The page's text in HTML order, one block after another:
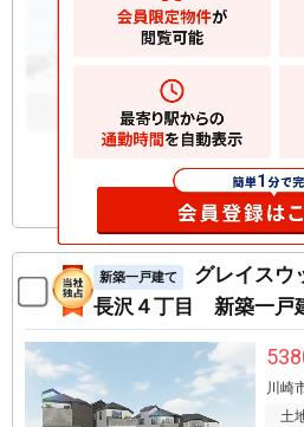
川
新築一戸建て
グレイスウ
長沢４丁目 新築一戸
川崎
土